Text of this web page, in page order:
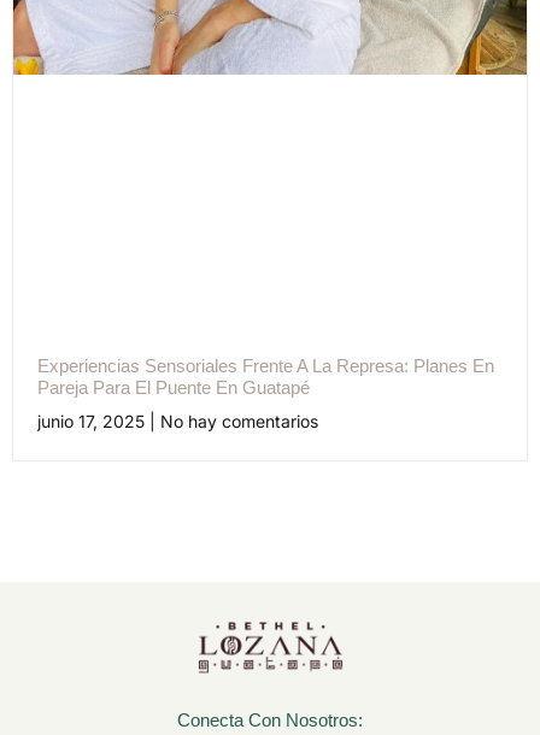
Experiencias Sensoriales Frente A La Represa: Planes En
Pareja Para El Puente En Guatapé
junio 17, 2025
No hay comentarios
Conecta Con Nosotros: